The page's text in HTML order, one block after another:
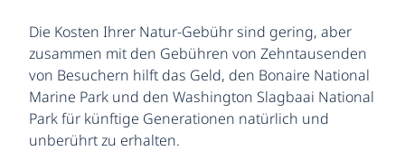
Die Kosten Ihrer Natur-Gebühr sind gering, aber
zusammen mit den Gebühren von Zehntausenden
von Besuchern hilft das Geld, den Bonaire National
Marine Park und den Washington Slagbaai National
Park für künftige Generationen natürlich und
unberührt zu erhalten.